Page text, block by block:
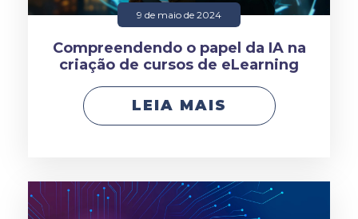
9 de maio de 2024
Compreendendo o papel da IA na
criação de cursos de eLearning
LEIA MAIS